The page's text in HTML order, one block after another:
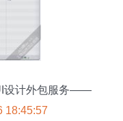
设计外包服务——
机构
18:45:57